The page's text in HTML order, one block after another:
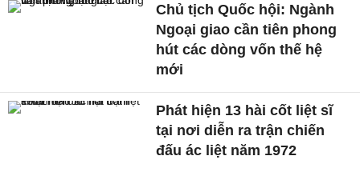
Chủ tịch Quốc hội: Ngành
Ngoại giao cần tiên phong
hút các dòng vốn thế hệ
mới
Phát hiện 13 hài cốt liệt sĩ
tại nơi diễn ra trận chiến
đấu ác liệt năm 1972